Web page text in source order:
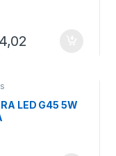
4,02
LED G45 5W